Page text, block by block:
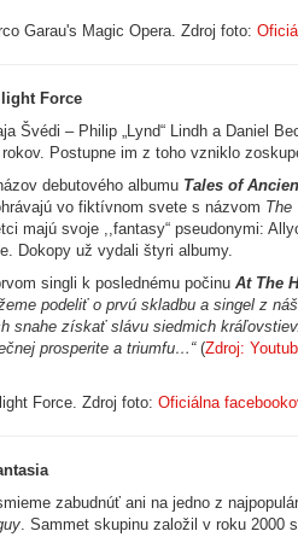
Garau's Magic Opera. Zdroj foto:
Force
Švédi – Philip „Lynd“ Lindh a Daniel
Postupne im z toho vzniklo
debutového albumu Tales of
vo fiktívnom svete s názvom The
majú svoje ,,fantasy“ pseudonymi:
Dokopy už vydali štyri albumy.
singli k poslednému počinu At The
podeliť o prvú skladbu a singel z
snahe získať slávu siedmich
prosperite a triumfu…“(Zdroj:
Force. Zdroj foto: Oficiálna
zabudnúť ani na jedno z
. Sammet skupinu založil v roku 2000